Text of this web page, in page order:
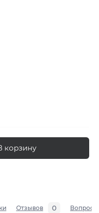
корзину
Отзывов 0 Вопросы